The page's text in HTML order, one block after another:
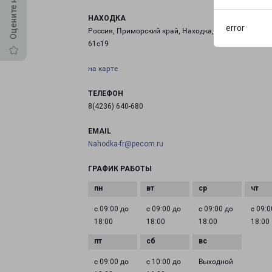
error
НАХОДКА
Россия, Приморский край, Находка, Угольная улица,
61с19
на карте
ТЕЛЕФОН
8(4236) 640-680
EMAIL
Nahodka-fr@pecom.ru
ГРАФИК РАБОТЫ
с 09:00 до
18:00
с 09:00 до
18:00
с 09:00 до
18:00
с
18:00
с 09:00 до
с 10:00 до
Выходной